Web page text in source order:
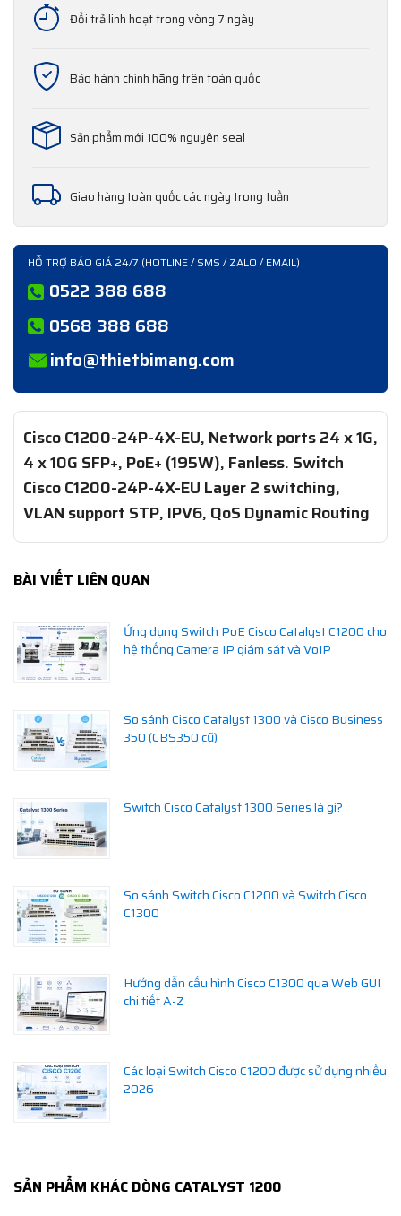
Đổi trả linh hoạt trong vòng 7 ngày
Bảo hành chính hãng trên toàn quốc
Sản phẩm mới 100% nguyên seal
Giao hàng toàn quốc các ngày trong tuần
HỖ TRỢ BÁO GIÁ 24/7 (HOTLINE / SMS / ZALO / EMAIL)
0522 388 688
0568 388 688
info@thietbimang.com
Cisco C1200-24P-4X-EU, Network ports 24 x 1G,
4 x 10G SFP+, PoE+ (195W), Fanless. Switch
Cisco C1200-24P-4X-EU Layer 2 switching,
VLAN support STP, IPV6, QoS Dynamic Routing
BÀI VIẾT LIÊN QUAN
Ứng dụng Switch PoE Cisco Catalyst C1200 cho
hệ thống Camera IP giám sát và VoIP
So sánh Cisco Catalyst 1300 và Cisco Business
350 (CBS350 cũ)
Switch Cisco Catalyst 1300 Series là gì?
So sánh Switch Cisco C1200 và Switch Cisco
C1300
Hướng dẫn cấu hình Cisco C1300 qua Web GUI
chi tiết A-Z
Các loại Switch Cisco C1200 được sử dụng nhiều
2026
SẢN PHẨM KHÁC DÒNG CATALYST 1200